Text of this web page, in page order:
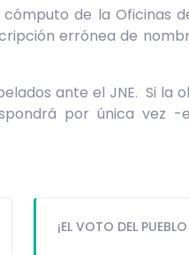
de la Oficinas
errónea de
ante el JNE. Si la
por única vez -